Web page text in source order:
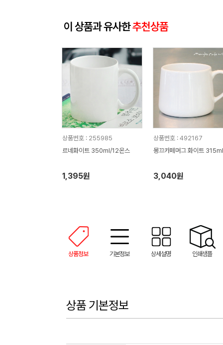
이 상품과 유사한추천상품
상품번호 : 255985
르네화이트 350ml/12온스
1,395원
상품번호 : 492167
몽끄카페머그 화이트 315ml
3,040원
상품정보 기본정보 상세설명 인쇄샘플
상품 기본정보